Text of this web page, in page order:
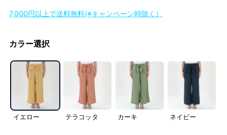
7,000円以上で送料無料(※キャンペーン時除く）
カラー選択
イエロー テラコッタ カーキ ネイビー